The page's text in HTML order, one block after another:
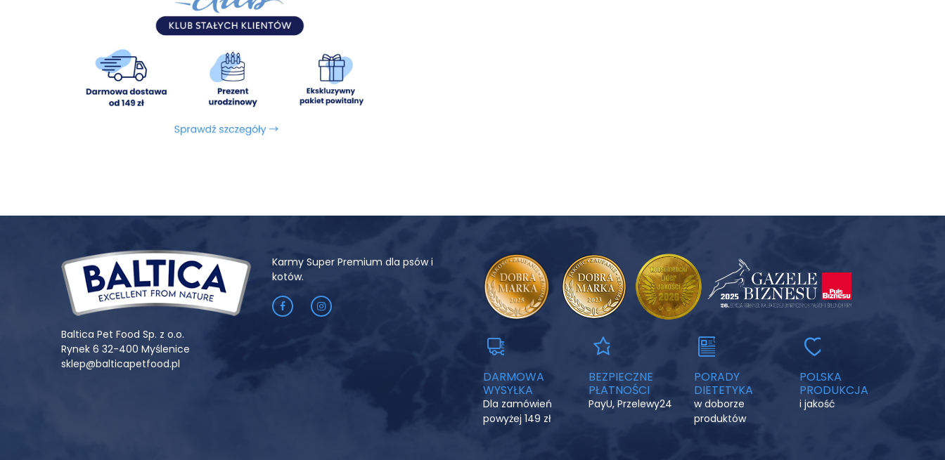
Baltica Pet Food Sp. z o.o.
Rynek 6 32-400 Myślenice
sklep@balticapetfood.pl
Karmy Super Premium dla psów i
kotów.
DARMOWA
WYSYŁKA
Dla zamówień
powyżej 149 zł
BEZPIECZNE
PŁATNOŚCI
PayU, Przelewy24
PORADY
DIETETYKA
w doborze
produktów
POLSKA
PRODUKCJA
i jakość